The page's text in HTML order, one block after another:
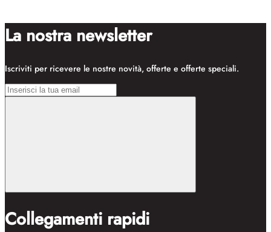
La nostra newsletter
Iscriviti per ricevere le nostre novità, offerte e offerte speciali.
Collegamenti rapidi